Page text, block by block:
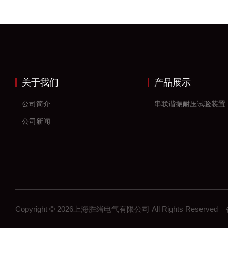
关于我们
公司简介
公司新闻
产品展示
串联谐振耐压试验装置
Copyright © 2026上海胜绪电气有限公司 All Rights Reserved